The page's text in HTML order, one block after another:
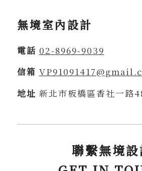
無境室內設計
電話 02-8969-9039
信箱
地址 新北市板橋區香社一路
聯繫無境設